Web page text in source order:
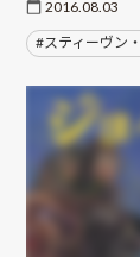
2016.08.03
#スティーヴン